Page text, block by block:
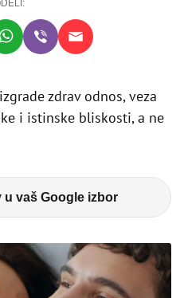
zdrav odnos, veza
i istinske bliskosti, a ne
u vaš Google izbor